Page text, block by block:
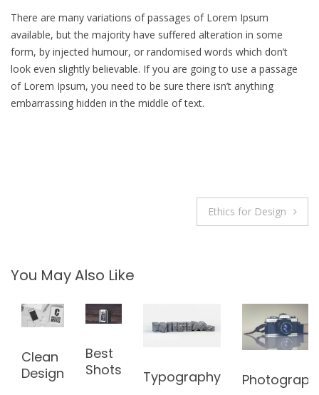
There are many variations of passages of Lorem Ipsum
available, but the majority have suffered alteration in some
form, by injected humour, or randomised words which don’t
look even slightly believable. If you are going to use a passage
of Lorem Ipsum, you need to be sure there isn’t anything
embarrassing hidden in the middle of text.
Ethics for Design
You May Also Like
Clean
Design
Best
Shots
Typography